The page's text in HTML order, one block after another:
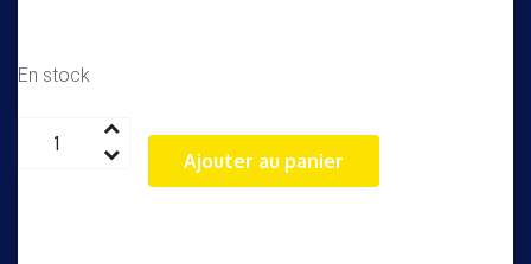
En stock
Ajouter au panier